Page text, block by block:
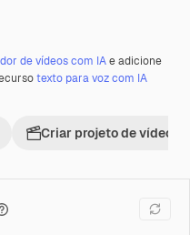
de vídeos com IAe adicione
texto para voz com IA
Criar projeto de vídeo